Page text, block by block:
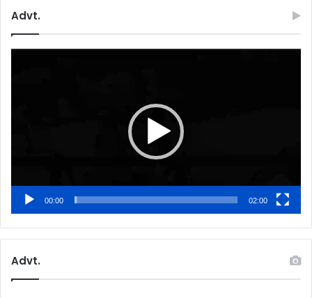
Advt.
00:00 02:00
Advt.